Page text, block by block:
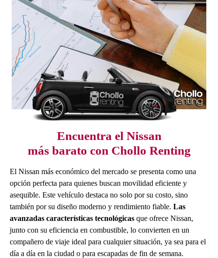
Encuentra el Nissan
más barato con Chollo Renting
El Nissan más económico del mercado se presenta como una
opción perfecta para quienes buscan movilidad eficiente y
asequible. Este vehículo destaca no solo por su costo, sino
también por su diseño moderno y rendimiento fiable. Las
avanzadas características tecnológicas que ofrece Nissan,
junto con su eficiencia en combustible, lo convierten en un
compañero de viaje ideal para cualquier situación, ya sea para el
día a día en la ciudad o para escapadas de fin de semana.